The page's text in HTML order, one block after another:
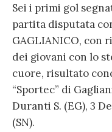
Sei i primi gol
partita disputata
GAGLIANICO, con
dei giovani con lo
cuore, risultato
“Sportec” di
Duranti S. (EG), 3
(SN).